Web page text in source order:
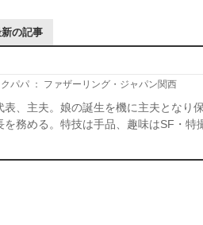
の記事
パパ ： ファザーリング・ジャパン関西
表、主夫。娘の誕生を機に主夫となり
を務める。特技は手品、趣味はSF・特